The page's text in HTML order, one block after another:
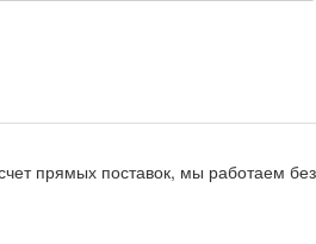
прямых поставок, мы работаем без